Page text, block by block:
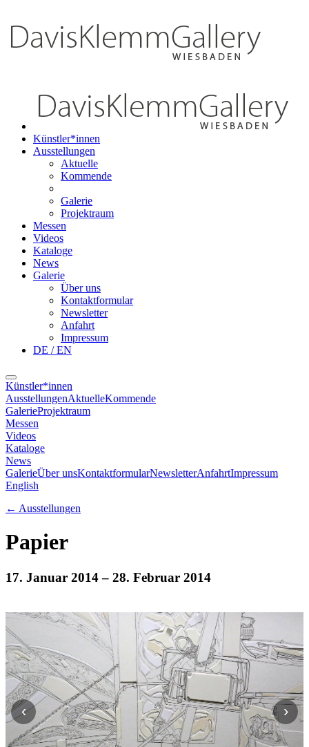
Künstler*innen
Ausstellungen
Aktuelle
Kommende
Galerie
Projektraum
Messen
Videos
Kataloge
News
Galerie
Über uns
Kontaktformular
Newsletter
Anfahrt
Impressum
DE / EN
Künstler*innen
AusstellungenAktuelleKommende
GalerieProjektraum
Messen
Videos
Kataloge
News
GalerieÜber unsKontaktformularNewsletterAnfahrtImpressum
English
← Ausstellungen
Papier
17. Januar 2014– 28. Februar 2014
‹ ›